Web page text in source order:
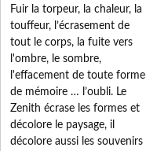
Fuir la torpeur, la chaleur, la
touffeur, l’écrasement de
tout le corps, la fuite vers
l'ombre, le sombre,
l'effacement de toute forme
de mémoire … l’oubli. Le
Zenith écrase les formes et
décolore le paysage, il
décolore aussi les souvenirs